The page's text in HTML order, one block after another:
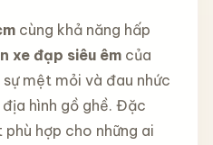
cùng khả năng hấp
xe đạp siêu êmcủa
mệt mỏi và đau nhức
hình gồ ghề. Đặc
hợp cho những ai